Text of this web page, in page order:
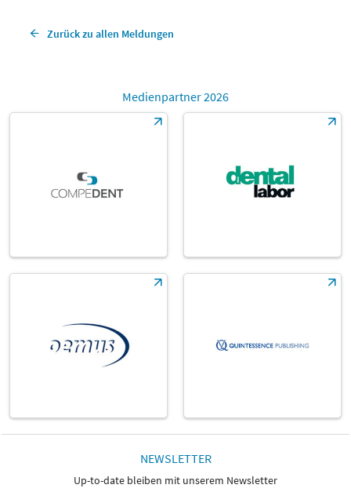
Zurück zu allen Meldungen
Medienpartner 2026
NEWSLETTER
Up-to-date bleiben mit unserem Newsletter